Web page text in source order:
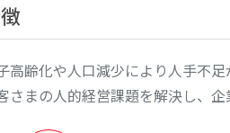
高齢化や人口減少により人手不
さまの人的経営課題を解決し、